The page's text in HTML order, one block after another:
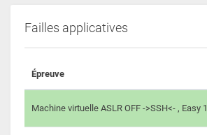
Failles applicatives
Épreuve
Machine virtuelle ASLR OFF ->SSH<- , Easy 1